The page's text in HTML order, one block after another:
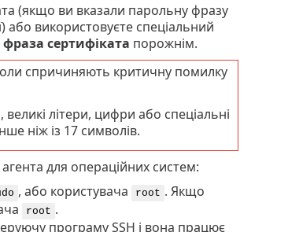
(якщо ви вказали парольну фразу
або використовуєте спеціальний
сертифіката порожнім.
спричиняють критичну помилку
літери, цифри або спеціальні
ніж із 17 символів.
для операційних систем:
, або користувача root . Якщо
root .
програму SSH і вона працює